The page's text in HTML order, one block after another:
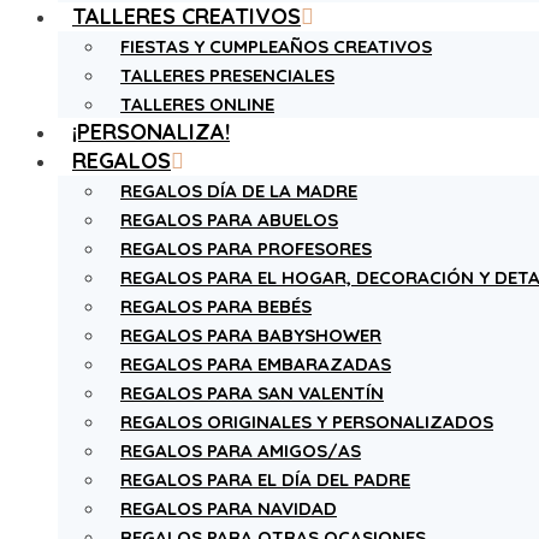
TALLERES CREATIVOS
FIESTAS Y CUMPLEAÑOS CREATIVOS
TALLERES PRESENCIALES
TALLERES ONLINE
¡PERSONALIZA!
REGALOS
REGALOS DÍA DE LA MADRE
REGALOS PARA ABUELOS
REGALOS PARA PROFESORES
REGALOS PARA EL HOGAR, DECORACIÓN Y
REGALOS PARA BEBÉS
REGALOS PARA BABYSHOWER
REGALOS PARA EMBARAZADAS
REGALOS PARA SAN VALENTÍN
REGALOS ORIGINALES Y PERSONALIZADOS
REGALOS PARA AMIGOS/AS
REGALOS PARA EL DÍA DEL PADRE
REGALOS PARA NAVIDAD